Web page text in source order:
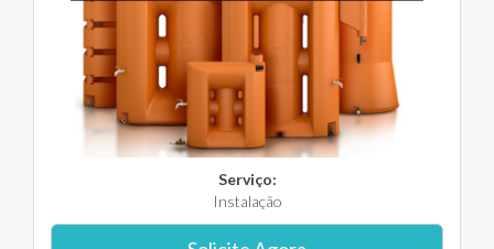
Serviço:
Instalação